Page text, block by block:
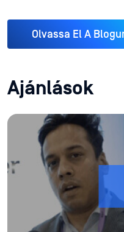
Olvassa El A
Ajánlások